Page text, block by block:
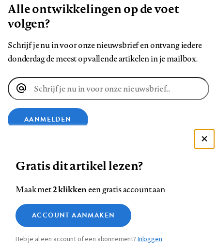
Alle ontwikkelingen op de voet
volgen?
Schrijf je nu in voor onze nieuwsbrief en ontvang iedere
donderdag de meest opvallende artikelen in je mailbox.
E-
mailadres
AANMELDEN
op
Facebook
op
LinkedIn
op
Bluesky
ons
op
InstagramYouTube
Footer
Contact Colofon Disclaimer Privacy
Medische vragen verdienen
betrouwbare antwoorden
Zie onze cookie policy
Analytische cookies
Marketing cookies
Gratis dit artikel lezen?
Maak met2 klikkeneen gratis account aan
ACCOUNT AANMAKEN
Heb je al een account of een abonnement?Inloggen